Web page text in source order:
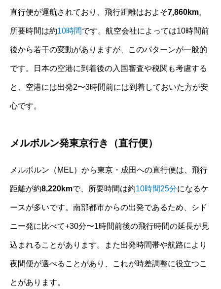
直行便が運航されており、飛行距離はおよそ7,860km
所要時間は約10時間です。航空会社によっては10時間前
後から若干の変動がありますが、このパターンが一般的
です。日本の空港に到着後の入国審査や税関も考慮する
と、空港には出発2〜3時間前には到着しておいた方が安
心です。
メルボルン発東京行き（直行便）
メルボルン（MEL）から東京・成田への直行便は、飛行
距離が約8,220kmで、所要時間は約10時間25分になるケ
ースが多いです。南部都市からの出発であるため、シド
ニー発に比べて+30分〜1時間前後の飛行時間の延長が見
込まれることがあります。また出発時間帯や航路により
夜間便が選べることがあり、これが時差調整に役立つこ
とがあります。